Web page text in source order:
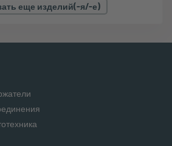
еще изделий(-я/-е)